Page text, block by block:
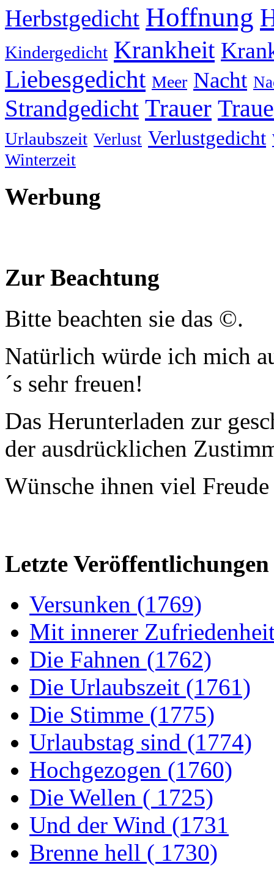
Herbstgedicht Hoffnung
Kindergedicht Krankheit
Liebesgedicht Meer Nacht
Strandgedicht Trauer
Urlaubszeit Verlust Verlustgedicht
Winterzeit
Werbung
Zur Beachtung
Bitte beachten sie das ©.
Natürlich würde ich mich
´s sehr freuen!
Das Herunterladen zur
der ausdrücklichen
Wünsche ihnen viel
Letzte Veröffentlichungen
Versunken (1769)
Mit innerer
Die Fahnen (1762)
Die Urlaubszeit (1761)
Die Stimme (1775)
Urlaubstag sind (1774)
Hochgezogen (1760)
Die Wellen ( 1725)
Und der Wind (1731
Brenne hell ( 1730)